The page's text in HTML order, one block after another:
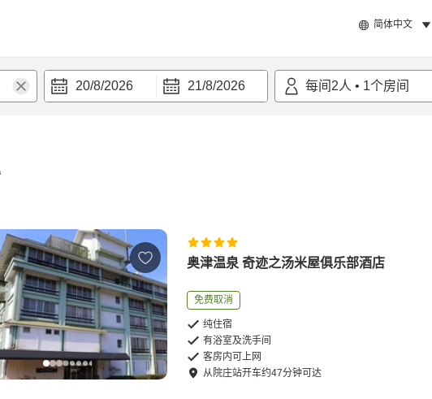
简体中文
20/8/2026 21/8/2026 每间 2人 • 1个房间
奥津温泉 奇迹之汤米屋俱乐部酒店
免费取消
纯住宿
有浴室及洗手间
客房内可上网
从院庄站开车约47分钟可达